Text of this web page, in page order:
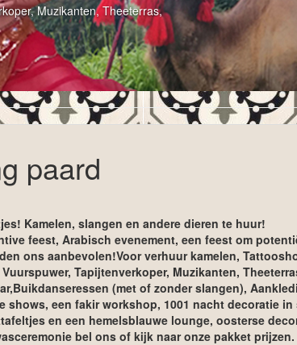
Muzikanten, Theeterras,
paard
Kamelen, slangen en andere dieren te huur!
feest, Arabisch evenement, een feest om
ons aanbevolen!Voor verhuur kamelen,
Tapijtenverkoper, Muzikanten,
(met of zonder slangen),
shows, een fakir workshop, 1001 nacht decoratie in
en een hemelsblauwe lounge, oosterse
bel ons of kijk naar onze pakket prijzen.